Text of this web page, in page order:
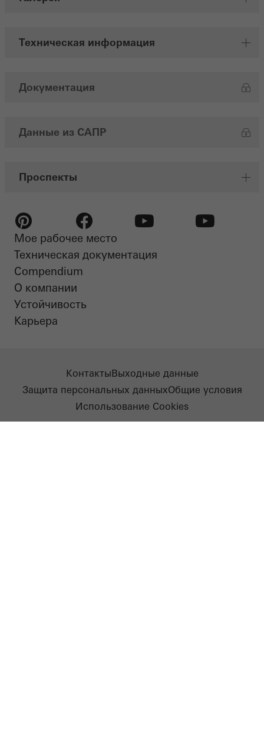
Техническая информация
Документация
Данные из САПР
Проспекты
Pinterest Facebook
Мое рабочее место
Техническая документация
Compendium
О компании
Устойчивость​
Карьера
КонтактыВыходные данные
Защита персональных данныхОбщие условия
Использование Cookies